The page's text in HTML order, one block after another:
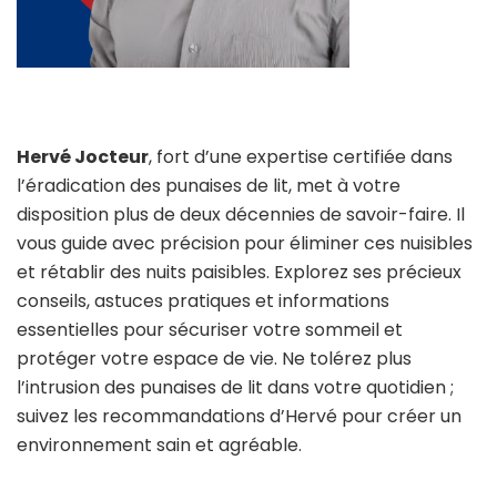
Hervé Jocteur, fort d’une expertise certifiée dans
l’éradication des punaises de lit, met à votre
disposition plus de deux décennies de savoir-faire. Il
vous guide avec précision pour éliminer ces nuisibles
et rétablir des nuits paisibles. Explorez ses précieux
conseils, astuces pratiques et informations
essentielles pour sécuriser votre sommeil et
protéger votre espace de vie. Ne tolérez plus
l’intrusion des punaises de lit dans votre quotidien ;
suivez les recommandations d’Hervé pour créer un
environnement sain et agréable.